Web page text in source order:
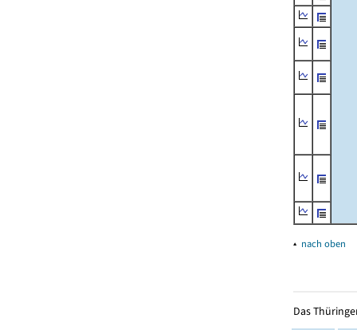
▴ nach oben
Das